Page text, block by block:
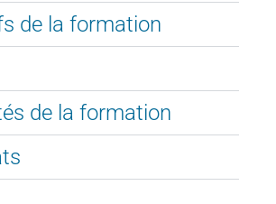
de la formation
de la formation